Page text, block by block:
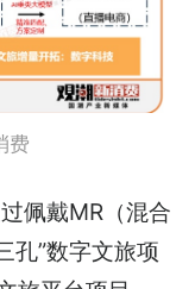
费
佩戴MR（混合
孔”数字文旅项